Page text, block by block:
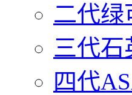
二代绿
三代石
四代